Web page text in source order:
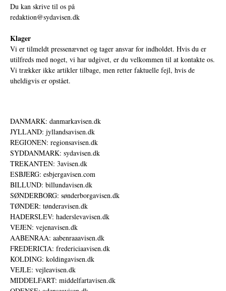
Du kan skrive til os på
redaktion@sydavisen.dk
Klager
Vi er tilmeldt pressenævnet og tager ansvar for indholdet. Hvis du er
utilfreds med noget, vi har udgivet, er du velkommen til at kontakte os.
Vi trækker ikke artikler tilbage, men retter faktuelle fejl, hvis de
uheldigvis er opstået.
DANMARK: danmarkavisen.dk
JYLLAND: jyllandsavisen.dk
REGIONEN: regionsavisen.dk
SYDDANMARK: sydavisen.dk
TREKANTEN: 3avisen.dk
ESBJERG: esbjergavisen.com
BILLUND: billundavisen.dk
SØNDERBORG: sønderborgavisen.dk
TØNDER: tønderavisen.dk
HADERSLEV: haderslevavisen.dk
VEJEN: vejenavisen.dk
AABENRAA: aabenraaavisen.dk
FREDERICIA: fredericiaavisen.dk
KOLDING: koldingavisen.dk
VEJLE: vejleavisen.dk
MIDDELFART: middelfartavisen.dk